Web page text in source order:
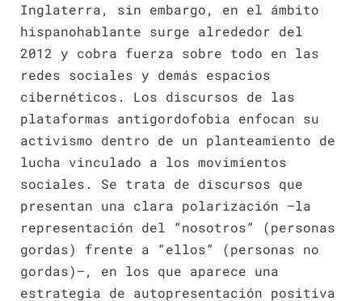
Inglaterra, sin embargo, en el ámbito
hispanohablante surge alrededor del
2012 y cobra fuerza sobre todo en las
redes sociales y demás espacios
cibernéticos. Los discursos de las
plataformas antigordofobia enfocan su
activismo dentro de un planteamiento de
lucha vinculado a los movimientos
sociales. Se trata de discursos que
presentan una clara polarización —la
representación del “nosotros” (personas
gordas) frente a “ellos” (personas no
gordas)—, en los que aparece una
estrategia de autopresentación positiva